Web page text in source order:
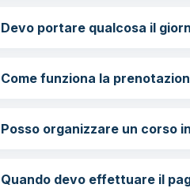
Devo portare qualcosa il
Come funziona la
Posso organizzare un corso
Quando devo effettuare il